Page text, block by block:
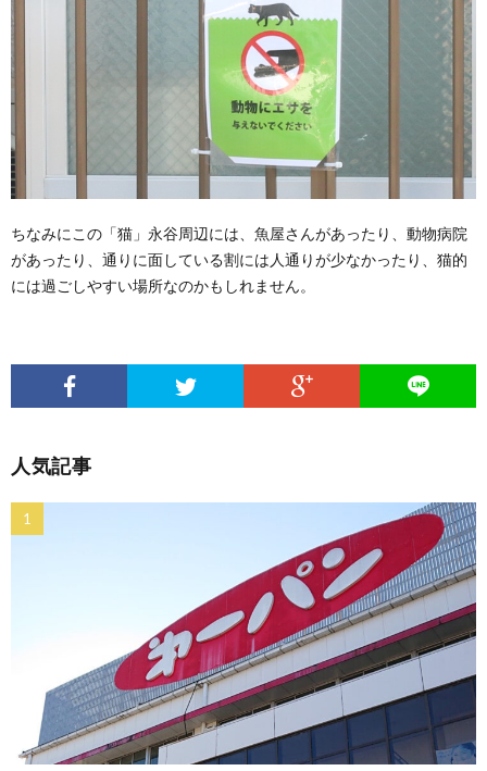
ちなみにこの「猫」永谷周辺には、魚屋さんがあったり、動物病院
があったり、通りに面している割には人通りが少なかったり、猫的
には過ごしやすい場所なのかもしれません。
人気記事